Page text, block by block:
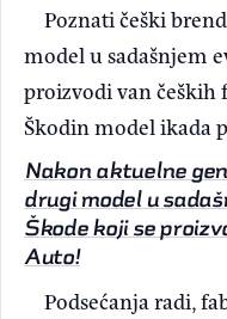
Poznati češki
model u sadašnjem
proizvodi van čeških
Škodin model ikada
Nakon aktuelne
drugi model u
Škode koji se
Auto!
Podsećanja radi,